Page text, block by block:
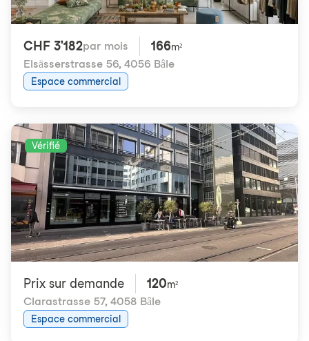
CHF 3'182par mois 166m²
Elsässerstrasse 56, 4056 Bâle
Espace commercial
Vérifié
Prix ​​sur demande 120m²
Clarastrasse 57, 4058 Bâle
Espace commercial